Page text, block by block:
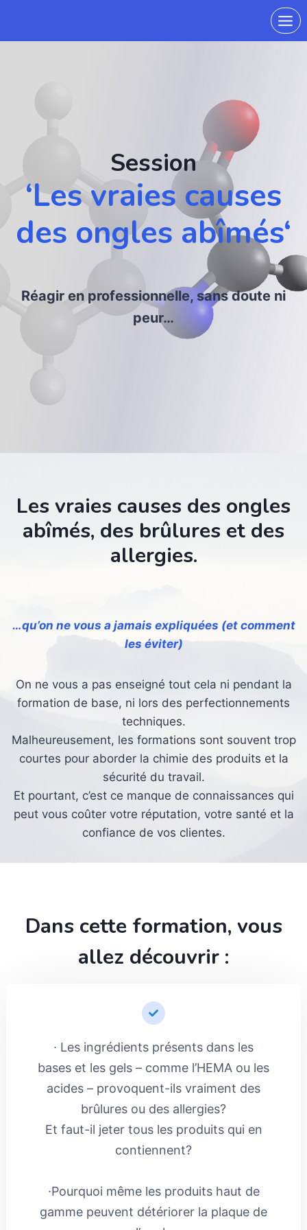
Session
‘Les vraies causes
des ongles abîmés‘
Réagir en professionnelle, sans doute ni
peur…
Les vraies causes des ongles
abîmés, des brûlures et des
allergies.
…qu’on ne vous a jamais expliquées (et comment
les éviter)
On ne vous a pas enseigné tout cela ni pendant la
formation de base, ni lors des perfectionnements
techniques.
Malheureusement, les formations sont souvent trop
courtes pour aborder la chimie des produits et la
sécurité du travail.
Et pourtant, c’est ce manque de connaissances qui
peut vous coûter votre réputation, votre santé et la
confiance de vos clientes.
Dans cette formation, vous
allez découvrir :
∙ Les ingrédients présents dans les
bases et les gels – comme l’HEMA ou les
acides – provoquent-ils vraiment des
brûlures ou des allergies?
Et faut-il jeter tous les produits qui en
contiennent?
∙Pourquoi même les produits haut de
gamme peuvent détériorer la plaque de